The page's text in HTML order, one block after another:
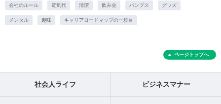
会社のルール 電気代 清潔 飲み会 パンプス グッズ
メンタル 趣味 キャリアロードマップの一歩目
ページトップへ
社会人ライフ ビジネスマナー